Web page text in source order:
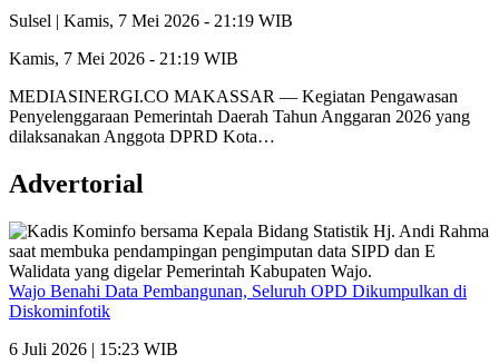
Sulsel | Kamis, 7 Mei 2026 - 21:19 WIB
Kamis, 7 Mei 2026 - 21:19 WIB
MEDIASINERGI.CO MAKASSAR — Kegiatan Pengawasan
Penyelenggaraan Pemerintah Daerah Tahun Anggaran 2026 yang
dilaksanakan Anggota DPRD Kota…
Advertorial
Wajo Benahi Data Pembangunan, Seluruh OPD Dikumpulkan di
Diskominfotik
6 Juli 2026 | 15:23 WIB